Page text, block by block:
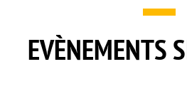
EVÈNEMENTS